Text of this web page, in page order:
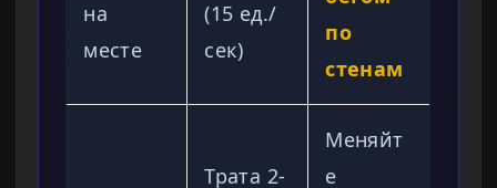
на
месте
(15 ед./
сек)
по
стенам
Трата 2-
Меняйт
е